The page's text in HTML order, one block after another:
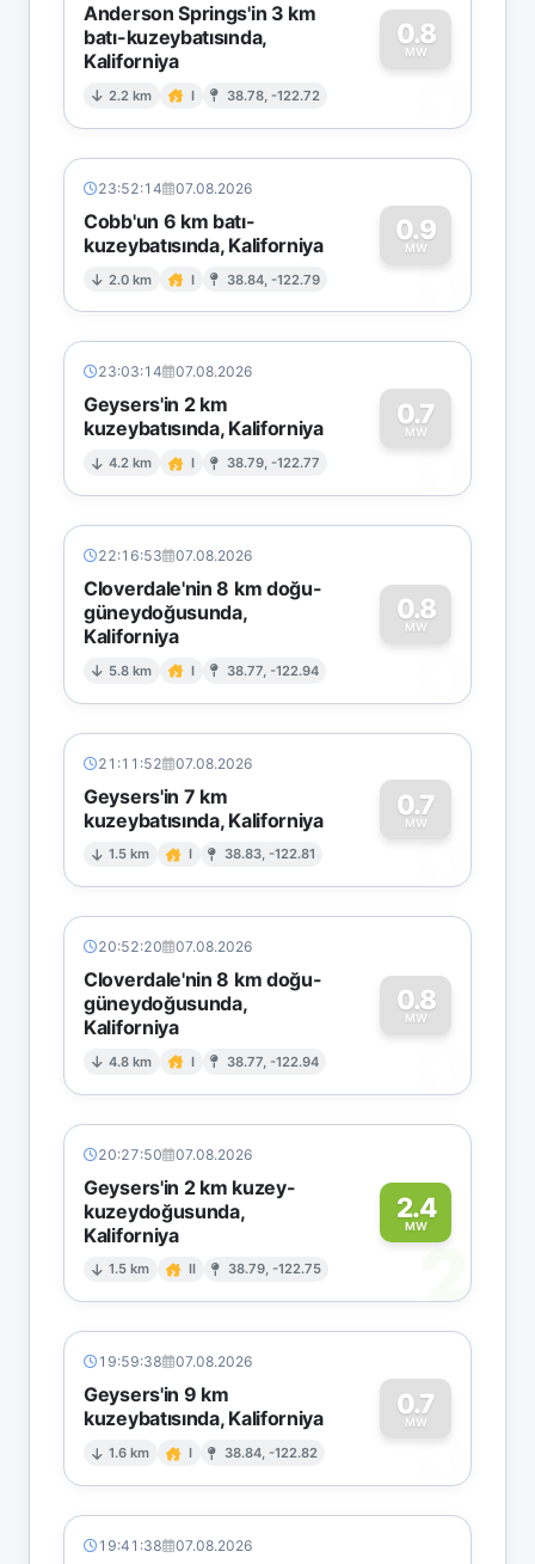
Anderson Springs'in 3 km
batı-kuzeybatısında,
Kaliforniya
2.2 km I 38.78, -122.72
0.8
MW
0
23:52:14 07.08.2026
Cobb'un 6 km batı-
kuzeybatısında, Kaliforniya
2.0 km I 38.84, -122.79
0.9
MW
0
23:03:14 07.08.2026
Geysers'in 2 km
kuzeybatısında, Kaliforniya
4.2 km I 38.79, -122.77
0.7
MW
0
22:16:53 07.08.2026
Cloverdale'nin 8 km doğu-
güneydoğusunda,
Kaliforniya
5.8 km I 38.77, -122.94
0.8
MW
0
21:11:52 07.08.2026
Geysers'in 7 km
kuzeybatısında, Kaliforniya
1.5 km I 38.83, -122.81
0.7
MW
0
20:52:20 07.08.2026
Cloverdale'nin 8 km doğu-
güneydoğusunda,
Kaliforniya
4.8 km I 38.77, -122.94
0.8
MW
0
20:27:50 07.08.2026
Geysers'in 2 km kuzey-
kuzeydoğusunda,
Kaliforniya
1.5 km II 38.79, -122.75
2.4
MW
2
19:59:38 07.08.2026
Geysers'in 9 km
kuzeybatısında, Kaliforniya
1.6 km I 38.84, -122.82
0.7
MW
0
19:41:38 07.08.2026